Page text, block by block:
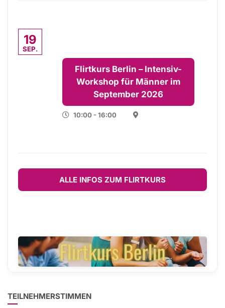
19
SEP.
Flirtkurs Berlin – Intensiv-
Workshop für Männer im
September 2026
10:00 - 16:00
ALLE INFOS ZUM FLIRTKURS
TEILNEHMERSTIMMEN